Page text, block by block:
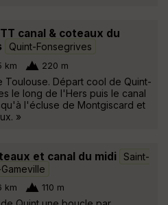
canal & coteaux du
Quint-Fonsegrives
km 220 m
Toulouse. Départ cool de Quint-
le long de l'Hers puis le canal
l'écluse de Montgiscard et
»
et canal du midi
Saint-
km 110 m